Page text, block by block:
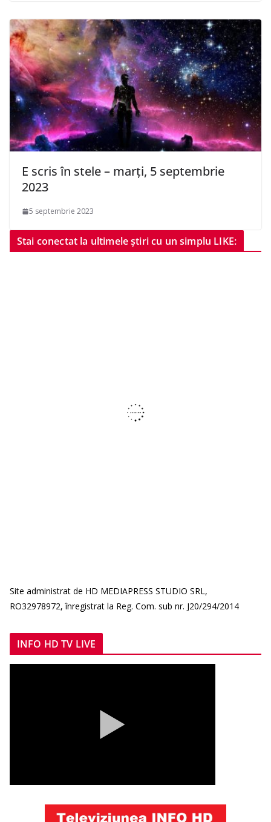
E scris în stele – marți, 5 septembrie
2023
5 septembrie 2023
Stai conectat la ultimele știri cu un simplu LIKE:
Site administrat de HD MEDIAPRESS STUDIO SRL,
RO32978972, înregistrat la Reg. Com. sub nr. J20/294/2014
INFO HD TV LIVE